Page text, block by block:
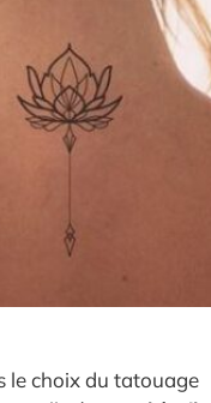
le choix du tatouage